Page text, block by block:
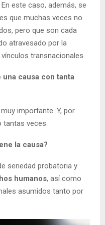
este caso, además, se
que muchas veces no
pero que son cada
atravesado por la
transnacionales.
causa con tanta
importante. Y, por
tantas veces.
la causa?
seriedad probatoria y
humanos, así como
asumidos tanto por